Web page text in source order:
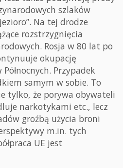
szlaków
Na tej drodze
rozstrzygnięcia
Rosja w 80 lat po
okupację
Przypadek
samym w sobie. To
tylko, że porywa obywateli
narkotykami etc., lecz
groźbą użycia broni
m.in. tych
UE jest